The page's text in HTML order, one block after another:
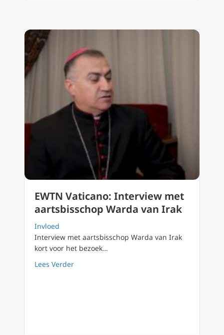
EWTN Vaticano: Interview met
aartsbisschop Warda van Irak
Invloed
Interview met aartsbisschop Warda van Irak
kort voor het bezoek…
Lees Verderabout EWTN Vaticano: Interview met